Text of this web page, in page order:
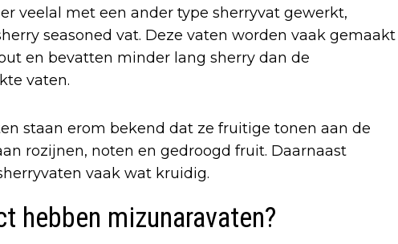
veelal met een ander type sherryvat gewerkt,
seasoned vat. Deze vaten worden vaak gemaakt
en bevatten minder lang sherry dan de
vaten.
staan erom bekend dat ze fruitige tonen aan de
rozijnen, noten en gedroogd fruit. Daarnaast
vaak wat kruidig.
hebben mizunaravaten?